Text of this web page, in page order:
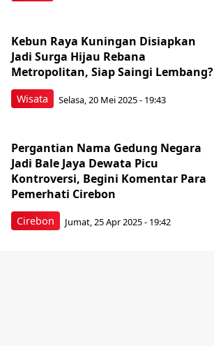
Wisata
Kebun Raya Kuningan Disiapkan
Jadi Surga Hijau Rebana
Metropolitan, Siap Saingi Lembang?
Selasa, 20 Mei 2025 - 19:43
Cirebon
Pergantian Nama Gedung Negara
Jadi Bale Jaya Dewata Picu
Kontroversi, Begini Komentar Para
Pemerhati Cirebon
Jumat, 25 Apr 2025 - 19:42